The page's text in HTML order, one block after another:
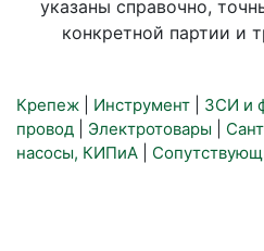
указаны справочно,
конкретной партии и
Крепеж Инструмент ЗСИ и
провод
Электротовары
насосы, КИПиА